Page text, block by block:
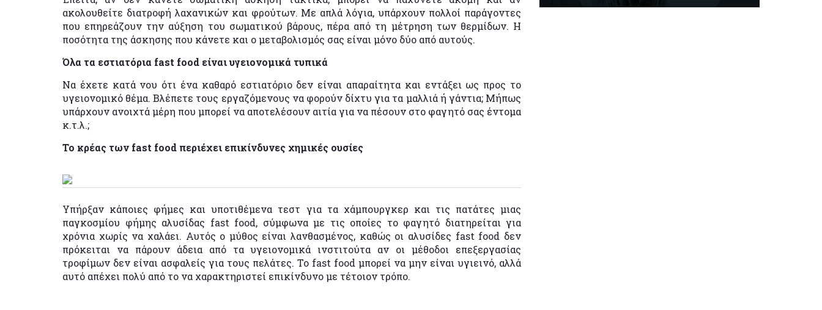
ακολουθείτε διατροφή λαχανικών και φρούτων. Με απλά λόγια, υπάρχουν πολλοί παράγοντες
που επηρεάζουν την αύξηση του σωματικού βάρους, πέρα από τη μέτρηση των θερμίδων. Η
ποσότητα της άσκησης που κάνετε και ο μεταβολισμός σας είναι μόνο δύο από αυτούς.
Όλα τα εστιατόρια fast food είναι υγειονομικά τυπικά
Να έχετε κατά νου ότι ένα καθαρό εστιατόριο δεν είναι απαραίτητα και εντάξει ως προς το
υγειονομικό θέμα. Βλέπετε τους εργαζόμενους να φορούν δίχτυ για τα μαλλιά ή γάντια; Μήπως
υπάρχουν ανοιχτά μέρη που μπορεί να αποτελέσουν αιτία για να πέσουν στο φαγητό σας έντομα
κ.τ.λ.;
Το κρέας των fast food περιέχει επικίνδυνες χημικές ουσίες
Υπήρξαν κάποιες φήμες και υποτιθέμενα τεστ για τα χάμπουργκερ και τις πατάτες μιας
παγκοσμίου φήμης αλυσίδας fast food, σύμφωνα με τις οποίες το φαγητό διατηρείται για
χρόνια χωρίς να χαλάει. Αυτός ο μύθος είναι λανθασμένος, καθώς οι αλυσίδες fast food δεν
πρόκειται να πάρουν άδεια από τα υγειονομικά ινστιτούτα αν οι μέθοδοι επεξεργασίας
τροφίμων δεν είναι ασφαλείς για τους πελάτες. Το fast food μπορεί να μην είναι υγιεινό, αλλά
αυτό απέχει πολύ από το να χαρακτηριστεί επικίνδυνο με τέτοιον τρόπο.